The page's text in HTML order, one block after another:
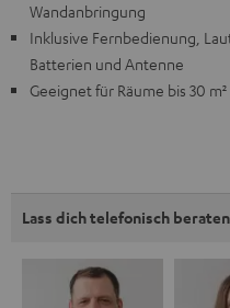
Wandanbringung
Inklusive Fernbedienung,
Batterien und Antenne
Geeignet für Räume bis 30 m²
Lass dich telefonisch beraten